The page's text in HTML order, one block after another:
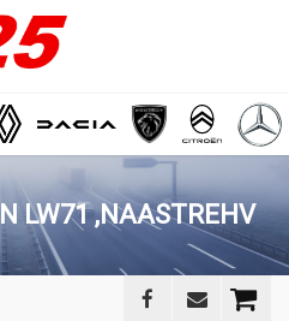
LW71 ,NAASTREHV